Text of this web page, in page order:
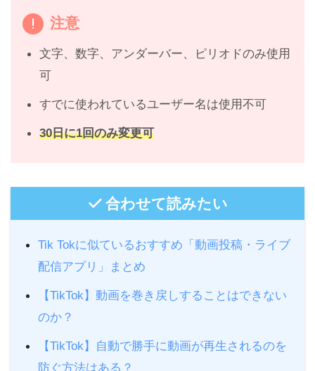
注意
文字、数字、アンダーバー、ピリオドのみ使用
可
すでに使われているユーザー名は使用不可
30日に1回のみ変更可
合わせて読みたい
Tik Tokに似ているおすすめ「動画投稿・ライブ
配信アプリ」まとめ
【TikTok】動画を巻き戻しすることはできない
のか？
【TikTok】自動で勝手に動画が再生されるのを
防ぐ方法はある？